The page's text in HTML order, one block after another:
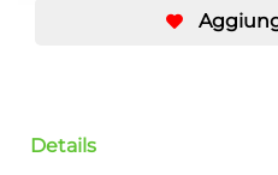
Details